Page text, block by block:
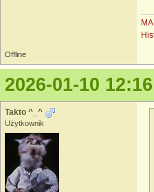
Offline
2026-01-10
Takto ^_^
Użytkownik